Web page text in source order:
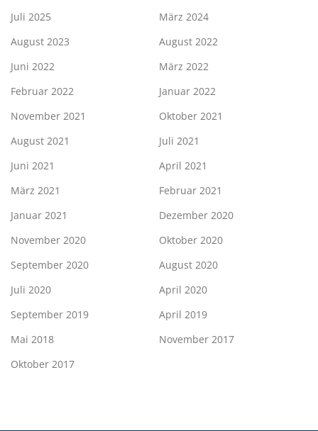
Juli 2025
März 2024
August 2023
August 2022
Juni 2022
März 2022
Februar 2022
Januar 2022
November 2021
Oktober 2021
August 2021
Juli 2021
Juni 2021
April 2021
März 2021
Februar 2021
Januar 2021
Dezember 2020
November 2020
Oktober 2020
September 2020
August 2020
Juli 2020
April 2020
September 2019
April 2019
Mai 2018
November 2017
Oktober 2017